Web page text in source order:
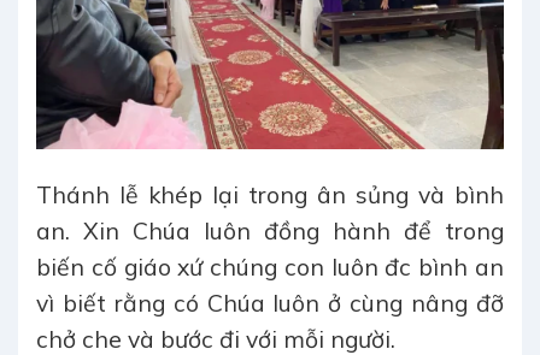
Thánh lễ khép lại trong ân sủng và bình
an. Xin Chúa luôn đồng hành để trong
biến cố giáo xứ chúng con luôn đc bình an
vì biết rằng có Chúa luôn ở cùng nâng đỡ
chở che và bước đi với mỗi người.